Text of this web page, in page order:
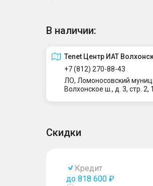
В наличии:
Tenet Центр ИАТ
+7 (812) 270-88-43
ЛО, Ломоносовский
Волхонское ш., д. 3, стр. 2,
Скидки
Кредит
до 818 600 ₽